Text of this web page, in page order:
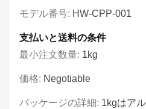
モデル番号: HW-CPP-001
支払いと送料の条件
最小注文数量: 1kg
価格: Negotiable
パッケージの詳細: 1kgはア